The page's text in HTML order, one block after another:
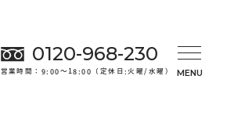
0120-968-230
営業時間：9:00～18:00（定休日:火曜/水曜）